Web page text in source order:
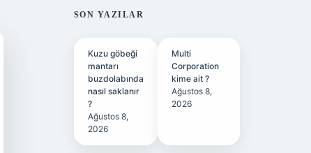
SIDEBAR
SON YAZILAR
Kuzu göbeği
mantarı
buzdolabında
nasıl saklanır
?
Ağustos 8,
2026
Multi
Corporation
kime ait ?
Ağustos 8,
2026